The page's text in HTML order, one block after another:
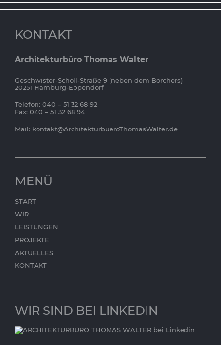
KONTAKT
Architekturbüro Thomas Walter
Geschwister-Scholl-Straße 9 (neben dem Borchers)
20251 Hamburg-Eppendorf
Telefon: 040 – 51 32 68 92
Fax: 040 – 51 32 68 94
Mail: kontakt@ArchitekturbueroThomasWalter.de
MENÜ
START
WIR
LEISTUNGEN
PROJEKTE
AKTUELLES
KONTAKT
WIR SIND BEI LINKEDIN